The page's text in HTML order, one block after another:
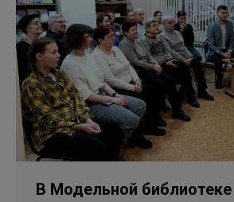
В Модельной